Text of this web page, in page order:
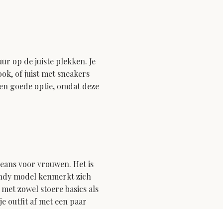
op de juiste plekken. Je
of juist met sneakers
goede optie, omdat deze
voor vrouwen. Het is
model kenmerkt zich
zowel stoere basics als
outfit af met een paar